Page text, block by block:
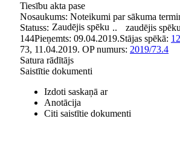
Tiesību akta pase
Nosaukums: Noteikumi par sākuma
..
Statuss: Zaudējis spēku zaudējis spēku
144Pieņemts: 09.04.2019.Stājas spēkā:
73, 11.04.2019. OP numurs: 2019/73.4
Satura rādītājs
Saistītie dokumenti
Izdoti saskaņā ar
Anotācija
Citi saistītie dokumenti